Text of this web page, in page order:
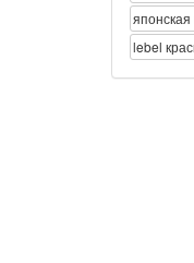
японская
lebel